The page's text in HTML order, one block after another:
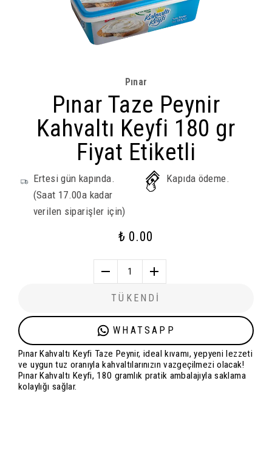
Pınar
Pınar Taze Peynir
Kahvaltı Keyfi 180 gr
Fiyat Etiketli
Ertesi gün kapında.
(Saat 17.00a kadar
verilen siparişler için)
Kapıda ödeme.
₺ 0.00
1
TÜKENDİ
WHATSAPP
Pınar Kahvaltı Keyfi Taze Peynir, ideal kıvamı, yepyeni lezzeti
ve uygun tuz oranıyla kahvaltılarınızın vazgeçilmezi olacak!
Pınar Kahvaltı Keyfi, 180 gramlık pratik ambalajıyla saklama
kolaylığı sağlar.